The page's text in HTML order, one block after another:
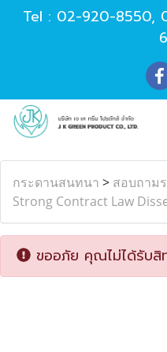
Tel : 02-920-8550,
กระดานสนทนา > สอบถาม
Strong Contract Law
ขออภัย คุณไม่ได้รับสิ